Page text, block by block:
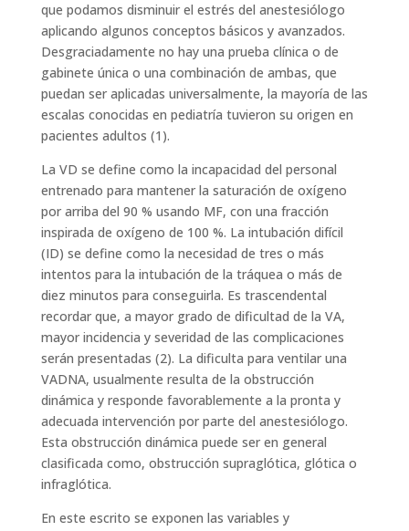
que podamos disminuir el estrés del anestesiólogo
aplicando algunos conceptos básicos y avanzados.
Desgraciadamente no hay una prueba clínica o de
gabinete única o una combinación de ambas, que
puedan ser aplicadas universalmente, la mayoría de las
escalas conocidas en pediatría tuvieron su origen en
pacientes adultos (1).
La VD se define como la incapacidad del personal
entrenado para mantener la saturación de oxígeno
por arriba del 90 % usando MF, con una fracción
inspirada de oxígeno de 100 %. La intubación difícil
(ID) se define como la necesidad de tres o más
intentos para la intubación de la tráquea o más de
diez minutos para conseguirla. Es trascendental
recordar que, a mayor grado de dificultad de la VA,
mayor incidencia y severidad de las complicaciones
serán presentadas (2). La dificulta para ventilar una
VADNA, usualmente resulta de la obstrucción
dinámica y responde favorablemente a la pronta y
adecuada intervención por parte del anestesiólogo.
Esta obstrucción dinámica puede ser en general
clasificada como, obstrucción supraglótica, glótica o
infraglótica.
En este escrito se exponen las variables y